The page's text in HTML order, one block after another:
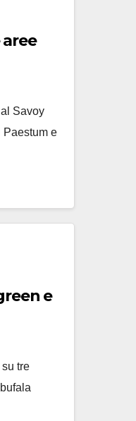
Savoy
Paestum e
e
tre